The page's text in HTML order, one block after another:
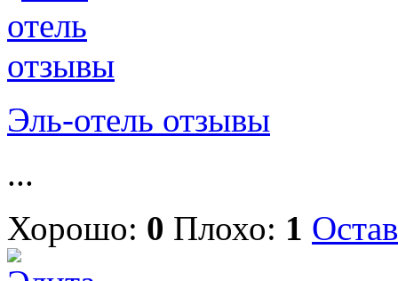
Эль-отель отзывы
...
Хорошо: 0 Плохо: 1